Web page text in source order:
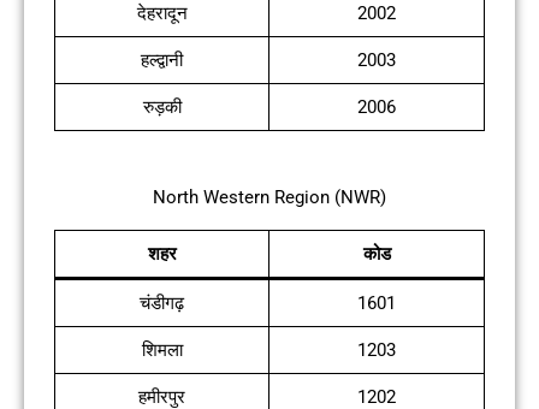
देहरादून 2002
हल्द्वानी 2003
रुड़की 2006
North Western Region (NWR)
शहर कोड
चंडीगढ़ 1601
शिमला 1203
हमीरपुर 1202